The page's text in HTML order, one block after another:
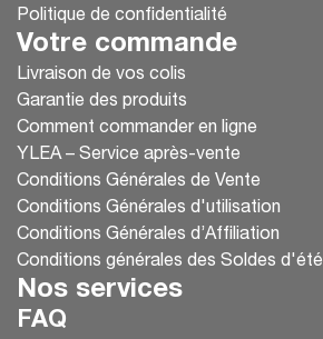
Politique de confidentialité
Votre commande
Livraison de vos colis
Garantie des produits
Comment commander en ligne
YLEA – Service après-vente
Conditions Générales de Vente
Conditions Générales d'utilisation
Conditions Générales d’Affiliation
Conditions générales des Soldes d'été
Nos services
FAQ